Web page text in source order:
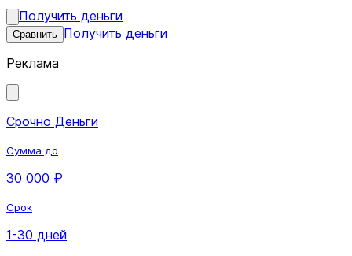
Получить деньги
Сравнить Получить деньги
Реклама
Срочно Деньги
Сумма до
30 000 ₽
Срок
1-30 дней